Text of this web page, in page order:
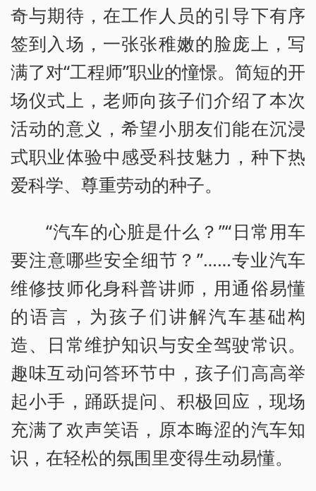
奇与期待，在工作人员的引导下有序
签到入场，一张张稚嫩的脸庞上，写
满了对“工程师”职业的憧憬。简短的开
场仪式上，老师向孩子们介绍了本次
活动的意义，希望小朋友们能在沉浸
式职业体验中感受科技魅力，种下热
爱科学、尊重劳动的种子。
“汽车的心脏是什么？”“日常用车
要注意哪些安全细节？”……专业汽车
维修技师化身科普讲师，用通俗易懂
的语言，为孩子们讲解汽车基础构
造、日常维护知识与安全驾驶常识。
趣味互动问答环节中，孩子们高高举
起小手，踊跃提问、积极回应，现场
充满了欢声笑语，原本晦涩的汽车知
识，在轻松的氛围里变得生动易懂。